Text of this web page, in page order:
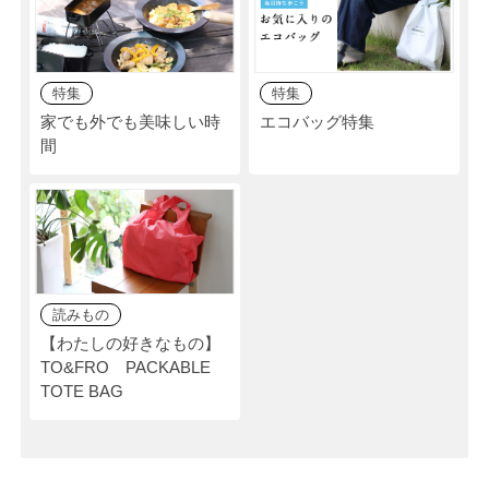
特集
家でも外でも美味しい時
間
特集
エコバッグ特集
読みもの
【わたしの好きなもの】
TO&FRO PACKABLE
TOTE BAG